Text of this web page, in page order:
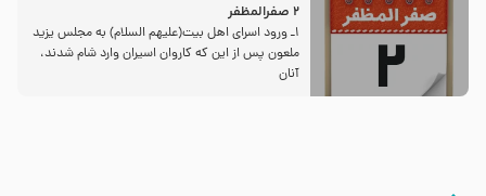
2 صفرالمظفر
1ـ ورود اسراى اهل بیت‌(علیهم السلام) به مجلس یزید
ملعون پس از این كه كاروان اسیران وارد شام شدند،
آنان